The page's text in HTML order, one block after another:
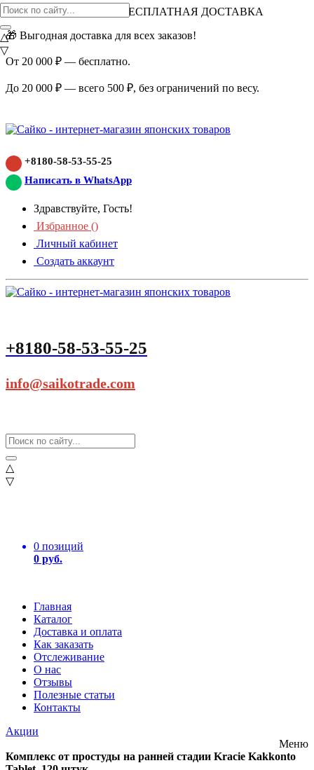
ВНИМАНИЕ АКЦИЯ!
БЕСПЛАТНАЯ ДОСТАВКА
🎁 Выгодная доставка для всех заказов!
От 20 000 ₽ — бесплатно.
До 20 000 ₽ — всего 500 ₽, без ограничений по весу.
+8180-58-53-55-25
Написать в WhatsApp
Здравствуйте, Гость!
Избранное ()
Личный кабинет
Создать аккаунт
+8180-58-53-55-25
info@saikotrade.com
△
▽
0 позиций
0 руб.
Главная
Каталог
Доставка и оплата
Как заказать
Отслеживание
О нас
Отзывы
Полезные статьи
Контакты
Акции
△
▽
Меню
Комплекс от простуды на ранней стадии Kracie Kakkonto